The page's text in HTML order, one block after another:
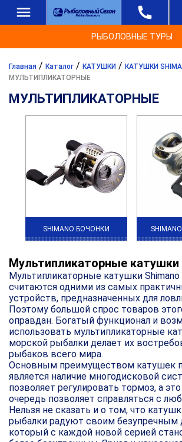
РЫБОЛОВНЫЕ ТУРЫ
Главная / Каталог / КАТУШКИ / КАТУШКИ
МУЛЬТИПЛИКАТОРНЫЕ
МУЛЬТИПЛИКАТОРНЫЕ
SHIMANO БОЧОНКИ
Мультипликаторные катушки
Мультипликаторные катушки Shimano
считаются одними из самых
устройств, предназначенных для
Поэтому большой спрос товаров
оправдан. Богатый функционал и
использовать мультипликаторные
морской рыбалки делает их
рыбаков всего мира.
Основным преимуществом катушек
является наличие многодисковой
позволяет регулировать тормоз, а
очередь позволяет справляться с
Нельзя не сказать и о том, что
рыбалки радуют своим безупречным
который с каждой новой серией